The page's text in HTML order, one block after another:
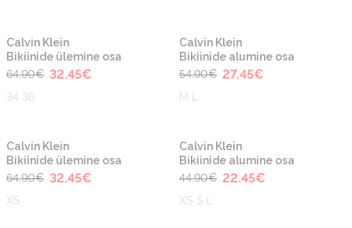
-50%
Calvin Klein
Bikiinide ülemine osa
64.90€ 32.45€
34 36
-50%
Calvin Klein
Bikiinide alumine osa
54.90€ 27.45€
M L
-50%
Calvin Klein
Bikiinide ülemine osa
64.90€ 32.45€
XS
-50%
Calvin Klein
Bikiinide alumine osa
44.90€ 22.45€
XS S L